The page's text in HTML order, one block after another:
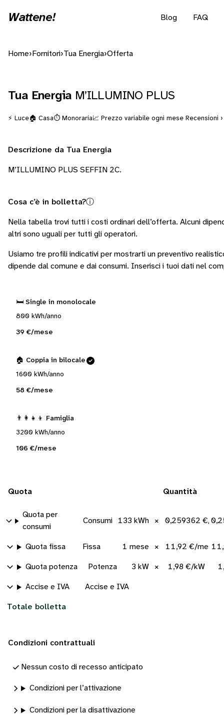
Wattene! Blog FAQ
Home› Fornitori›Tua Energia›Offerta
Tua Energia M’ILLUMINO PLUS
⚡ Luce🏠 Casa⏱️ Monoraria📈 Prezzo variabile ogni mese Recensioni ›
Descrizione da Tua Energia
M’ILLUMINO PLUS SEFFIN 2C.
Cosa c’è in bolletta?ⓘ
Nella tabella trovi tutti i costi ordinari dell’offerta. Alcuni
altri sono uguali per tutti gli operatori.
Usiamo tre profili indicativi per mostrarti un preventivo
dipende dal comune e dai consumi. Inserisci i tuoi dati nel
🛏️ Single in monolocale
800 kWh/anno
39 €/mese
🏠 Coppia in bilocale
1600 kWh/anno
58 €/mese
👨‍👩‍👧‍👦 Famiglia
3200 kWh/anno
106 €/mese
Quota Quantità
Quota per
consumi
Consumi 133 kWh × 0,259362 €/
Quota fissa Fissa 1 mese × 11,92 €/mese
Quota potenza Potenza 3 kW × 1,98 €/kW
Accise e IVA Accise e IVA
Totale bolletta
Condizioni contrattuali
Nessun costo di recesso anticipato
Condizioni per l’attivazione
Condizioni per la disattivazione